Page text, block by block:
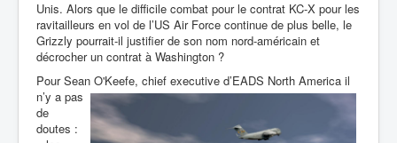
Unis. Alors que le difficile combat pour le contrat KC-X pour les
ravitailleurs en vol de l’US Air Force continue de plus belle, le
Grizzly pourrait-il justifier de son nom nord-américain et
décrocher un contrat à Washington ?
PourSean O'Keefe, chief executive d’EADS North America il
n’y a pas
de
doutes :